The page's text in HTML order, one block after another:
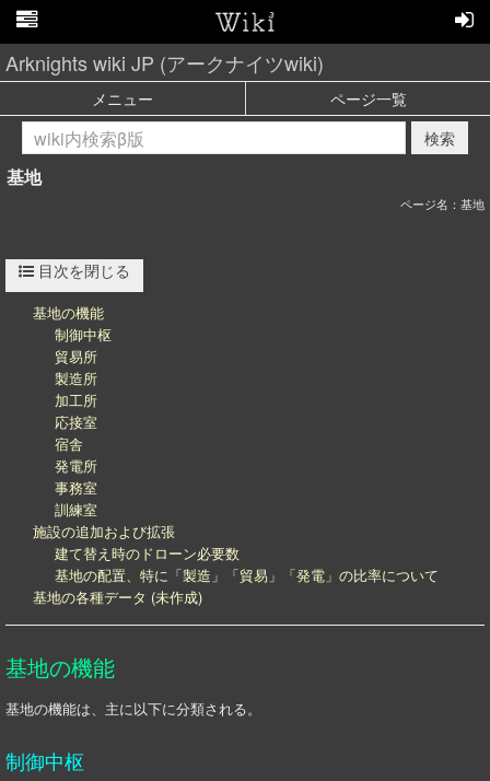
Arknights wiki JP (アークナイツwiki)
メニュー
ページ一覧
検索
基地
ページ名：基地
目次を閉じる
基地の機能
制御中枢
貿易所
製造所
加工所
応接室
宿舎
発電所
事務室
訓練室
施設の追加および拡張
建て替え時のドローン必要数
基地の配置、特に「製造」「貿易」「発電」の比率について
基地の各種データ (未作成)
基地の機能
基地の機能は、主に以下に分類される。
制御中枢